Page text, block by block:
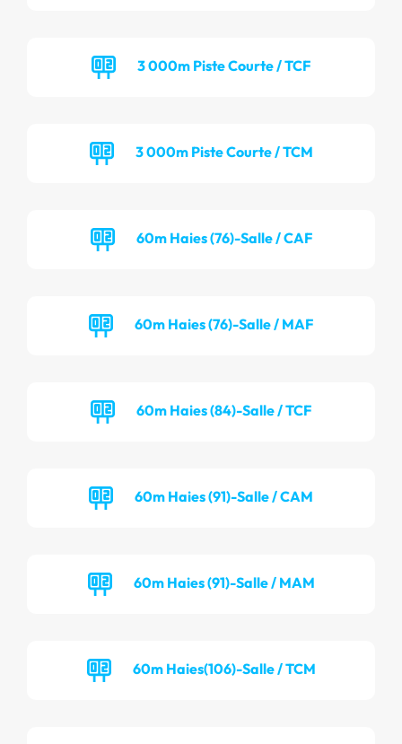
3 000m Piste Courte / TCF
3 000m Piste Courte / TCM
60m Haies (76)-Salle / CAF
60m Haies (76)-Salle / MAF
60m Haies (84)-Salle / TCF
60m Haies (91)-Salle / CAM
60m Haies (91)-Salle / MAM
60m Haies(106)-Salle / TCM